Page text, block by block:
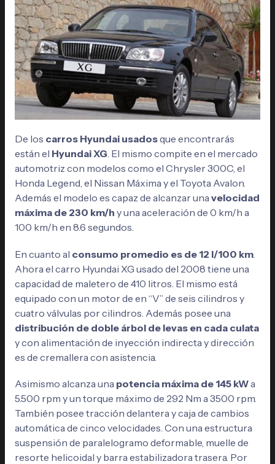
De los carros Hyundai usadosque encontrarás
están el Hyundai XG. El mismo compite en el mercado
automotriz con modelos como el Chrysler 300C, el
Honda Legend, el Nissan Máxima y el Toyota Avalon.
Además el modelo es capaz de alcanzar unavelocidad
máxima de 230 km/h y una aceleración de 0 km/h a
100 km/h en 8.6 segundos.
En cuanto al consumo promedio es de 12 l/100 km.
Ahora el carro Hyundai XG usado del 2008 tiene una
capacidad de maletero de 410 litros. El mismo está
equipado con un motor de en “V” de seis cilindros y
cuatro válvulas por cilindros. Además posee una
distribución de doble árbol de levas en cada culata
y con alimentación de inyección indirecta y dirección
es de cremallera con asistencia.
Asimismo alcanza una potencia máxima de 145 kWa
5.500 rpm y un torque máximo de 292 Nm a 3500 rpm.
También posee tracción delantera y caja de cambios
automática de cinco velocidades. Con una estructura
suspensión de paralelogramo deformable, muelle de
resorte helicoidal y barra estabilizadora trasera. Por